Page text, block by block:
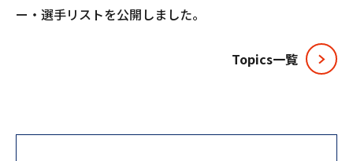
ー・選手リストを公開しました。
Topics⼀覧